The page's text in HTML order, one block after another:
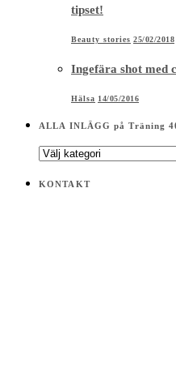
tipset!
Beauty stories 25/02/2018
Ingefära shot med
Hälsa 14/05/2016
ALLA INLÄGG på Träning
ALLA
på
KONTAKT